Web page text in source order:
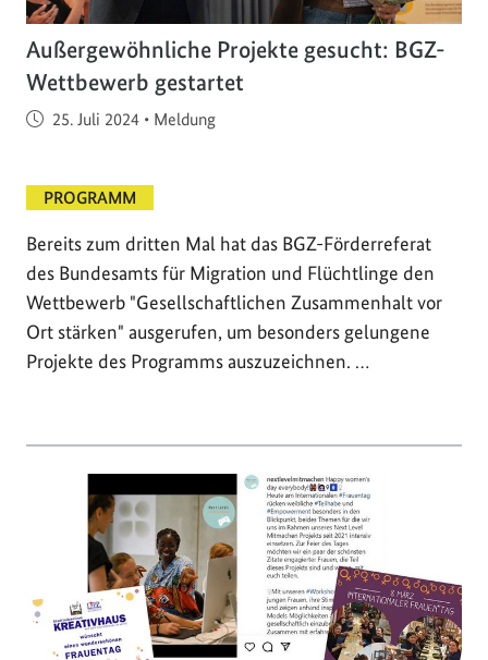
Außergewöhnliche Projekte gesucht: BGZ-
Wettbewerb gestartet
Veröffentlicht am
25. Juli 2024 • Meldung
PROGRAMM
Bereits zum dritten Mal hat das BGZ-Förderreferat
des Bundesamts für Migration und Flüchtlinge den
Wettbewerb "Gesellschaftlichen Zusammenhalt vor
Ort stärken" ausgerufen, um besonders gelungene
Projekte des Programms auszuzeichnen. …